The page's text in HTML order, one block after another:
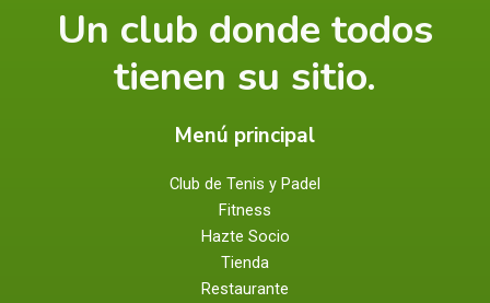
Un club donde todos
tienen su sitio.
Menú principal
Club de Tenis y Padel
Fitness
Hazte Socio
Tienda
Restaurante